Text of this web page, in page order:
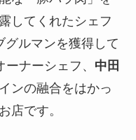
してくれたシェフ
グルマンを獲得して
ナーシェフ、 中田
ンの融合をはかっ
店です。